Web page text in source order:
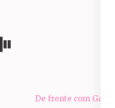
De frente com Gabi